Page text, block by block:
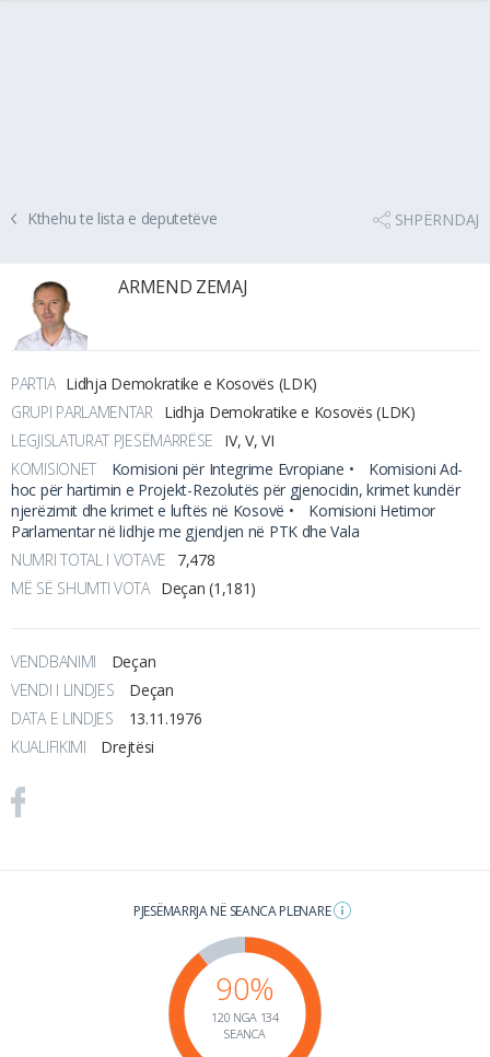
Kthehu te lista e deputetëve SHPËRNDAJ
ARMEND ZEMAJ
PARTIA Lidhja Demokratike e Kosovës (LDK)
GRUPI PARLAMENTAR
Lidhja Demokratike e Kosovës (LDK)
LEGJISLATURAT PJESËMARRËSE
IV, V, VI
KOMISIONET
Komisioni për Integrime Evropiane •
Komisioni Ad-
hoc për hartimin e Projekt-Rezolutës për gjenocidin, krimet kundër
njerëzimit dhe krimet e luftës në Kosovë •
Komisioni Hetimor
Parlamentar në lidhje me gjendjen në PTK dhe Vala
NUMRI TOTAL I VOTAVE
7,478
MË SË SHUMTI VOTA Deçan (1,181)
VENDBANIMI
Deçan
VENDI I LINDJES
Deçan
DATA E LINDJES
13.11.1976
KUALIFIKIMI
Drejtësi
PJESËMARRJA NË SEANCA PLENARE
90%
120 NGA 134
SEANCA